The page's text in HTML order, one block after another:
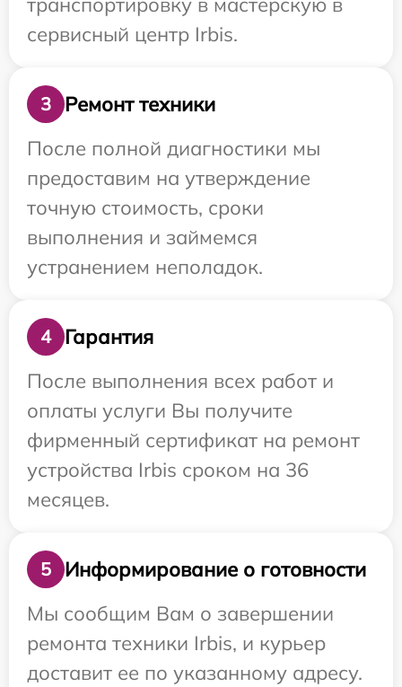
сервисный центр Irbis.
3
Ремонт техники
После полной диагностики мы
предоставим на утверждение
точную стоимость, сроки
выполнения и займемся
устранением неполадок.
4
Гарантия
После выполнения всех работ и
оплаты услуги Вы получите
фирменный сертификат на ремонт
устройства Irbis сроком на 36
месяцев.
5
Информирование о готовности
Мы сообщим Вам о завершении
ремонта техники Irbis, и курьер
доставит ее по указанному адресу.